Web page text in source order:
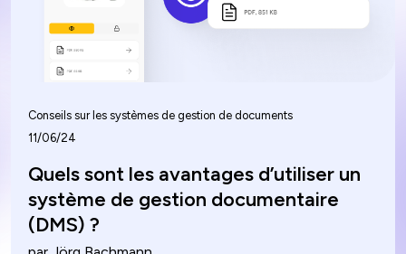
Conseils sur les systèmes de gestion de documents
11/06/24
Quels sont les avantages d’utiliser un
système de gestion documentaire
(DMS) ?